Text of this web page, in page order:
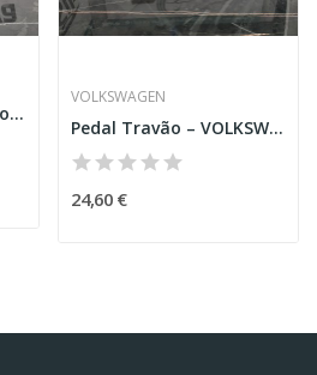
Farolim da Mala Direito – PEUGEOT 3008 SUV (M_)
VOLKSWAGEN
Pedal Travão – VOLKSWAGEN GOLF VI (5K1)
24,60 €